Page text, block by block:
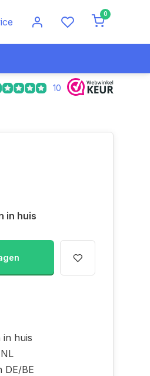
0
Voor 17.00 uur besteld,
10
in huis
in huis
DE/BE